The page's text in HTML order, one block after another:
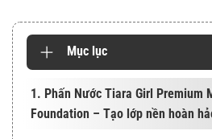
Mục lục
1. Phấn Nước Tiara Girl Premium
Foundation – Tạo lớp nền hoàn